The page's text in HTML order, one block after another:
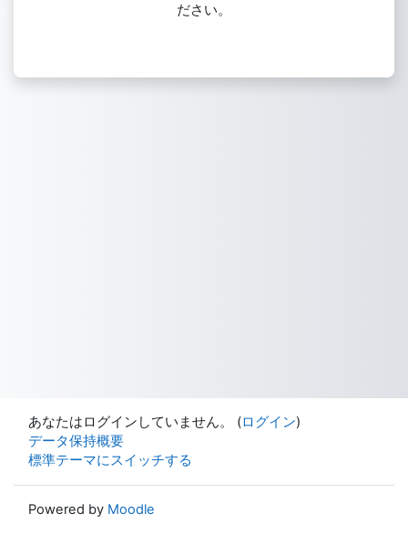
ださい。
あなたはログインしていません。 (ログイン)
データ保持概要
標準テーマにスイッチする
Powered by Moodle